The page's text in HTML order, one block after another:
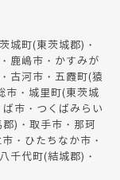
城町(東茨城郡)・
鹿嶋市・かすみが
古河市・五霞町(猿
市・城里町(東茨城
市・つくばみらい
)・取手市・那珂
・ひたちなか市・
千代町(結城郡)・